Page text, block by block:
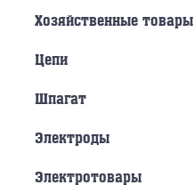
Хозяйственные товары
Цепи
Шпагат
Электроды
Электротовары